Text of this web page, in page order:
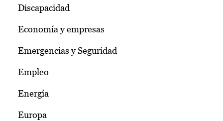
Discapacidad
Economía y empresas
Emergencias y Seguridad
Empleo
Energía
Europa